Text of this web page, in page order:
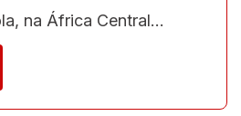
na África Central…